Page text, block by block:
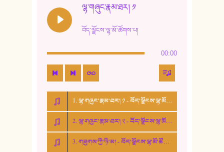
15. ཤམ་པ་ལ་ཡི་སྲས་མོ།
16. ལྷ་བུ་དར་བུ།
17. ང་བོད་པ་ཡིན། - ཕུར་བུ་རྣམ་རྒྱལ།
18. ང་ལ་བྱམས་པའི་ཨ་མ།
19. ཆ་རྐྱེན་མེད་པའི་སེམས།
ལྷ་གཞུང་རྣམ་ཐར། ༡
བོད་ལྗོངས་ལྷ་མོ་ཚོགས་པ།
00:00
1. ལྷ་གཞུང་རྣམ་ཐར། ༡ - བོད་ལྗོངས་ལྷ་མོ་ཚོགས་པ།
2. ལྷ་གཞུང་རྣམ་ཐར། ༢ - བོད་ལྗོངས་ལྷ་མོ་ཚོགས་པ།
3. གཟུགས་ཀྱི་ཉི་མ། - བོད་ལྗོངས་ལྷ་མོ་ཚོགས་པ།